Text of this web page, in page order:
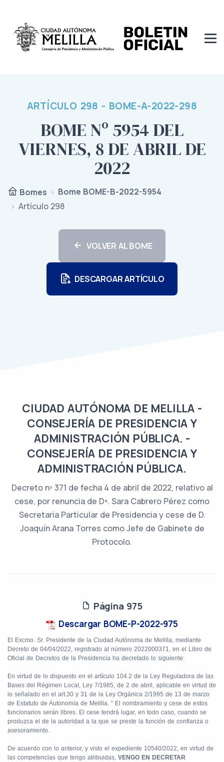
ARTÍCULO 298 - BOME-A-2022-298
BOME Nº 5954 DEL
VIERNES, 8 DE ABRIL DE
2022
Bomes
Bome BOME-B-2022-5954
Artículo 298
VOLVER AL BOME
DESCARGAR ARTÍCULO
CIUDAD AUTÓNOMA DE MELILLA -
CONSEJERÍA DE PRESIDENCIA Y
ADMINISTRACIÓN PÚBLICA. -
CONSEJERÍA DE PRESIDENCIA Y
ADMINISTRACIÓN PÚBLICA.
Decreto nº 371 de fecha 4 de abril de 2022, relativo al
cese, por renuncia de Dª. Sara Cabrero Pérez como
Secretaria Particular de Presidencia y cese de D.
Joaquín Arana Torres como Jefe de Gabinete de
Protocolo.
Página 975
Descargar BOME-P-2022-975
El Excmo. Sr. Presidente de la Ciudad Autónoma de Melilla, mediante
Decreto de 04/04/2022, registrado al número 2022000371, en el Libro de
Oficial de Decretos de la Presidencia ha decretado lo siguiente:
En virtud de lo dispuesto en el artículo 104.2 de la Ley Reguladora de las
Bases del Régimen Local, Ley 7/1985, de 2 de abril, aplicable en virtud de
lo señalado en el art.30 y 31 de la Ley Orgánica 2/1995 de 13 de marzo
de Estatuto de Autonomía de Melilla. “ El nombramiento y cese de estos
funcionarios serán libres. El cese tendrá lugar, en todo caso, cuando se
produzca el de la autoridad a la que se preste la función de confianza o
asesoramiento.
De acuerdo con lo anterior, y visto el expediente 10540/2022, en virtud de
las competencias que tengo atribuidas, VENGO EN DECRETAR